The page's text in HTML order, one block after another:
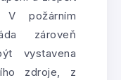
V požárním
zároveň
vystavena
zdroje, z